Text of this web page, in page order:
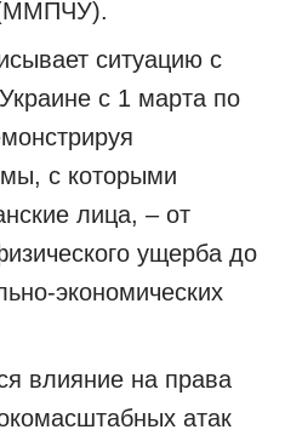
(ММПЧУ).
ситуацию с
с 1 марта по
с которыми
лица, – от
ущерба до
экономических
влияние на права
атак